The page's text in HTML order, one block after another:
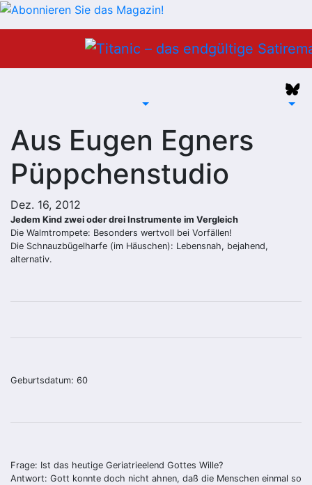
Aus Eugen Egners
Püppchenstudio
Dez. 16, 2012
Jedem Kind zwei oder drei Instrumente im Vergleich
Die Walmtrompete: Besonders wertvoll bei Vorfällen!
Die Schnauzbügelharfe (im Häuschen): Lebensnah, bejahend,
alternativ.
Geburtsdatum: 60
Frage: Ist das heutige Geriatrieelend Gottes Wille?
Antwort: Gott konnte doch nicht ahnen, daß die Menschen einmal so